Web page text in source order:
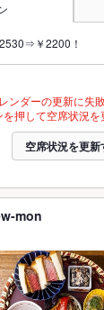
￥2200！
ンダーの更新に失
押して空席状況を
空席状況を更新
mon